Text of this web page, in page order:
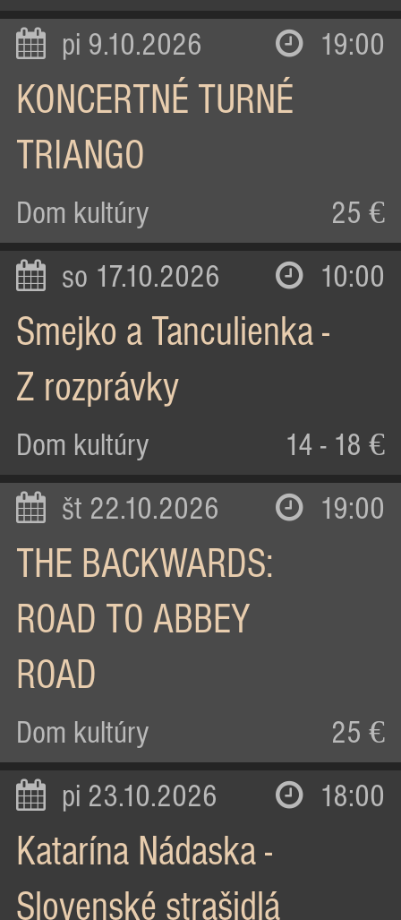
pi 9.10.2026 19:00
KONCERTNÉ TURNÉ
TRIANGO
Dom kultúry 25 €
so 17.10.2026 10:00
Smejko a Tanculienka -
Z rozprávky
Dom kultúry 14 - 18 €
št 22.10.2026 19:00
THE BACKWARDS:
ROAD TO ABBEY
ROAD
Dom kultúry 25 €
pi 23.10.2026 18:00
Katarína Nádaska -
Slovenské strašidlá